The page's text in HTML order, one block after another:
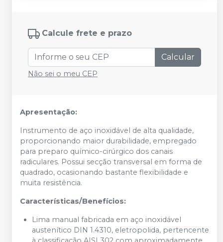
Calcule frete e prazo
Calcular
Não sei o meu CEP
Apresentação:
Instrumento de aço inoxidável de alta qualidade,
proporcionando maior durabilidade, empregado
para preparo químico-cirúrgico dos canais
radiculares. Possui secção transversal em forma de
quadrado, ocasionando bastante flexibilidade e
muita resistência.
Características/Benefícios:
Lima manual fabricada em aço inoxidável
austenítico DIN 1.4310, eletropolida, pertencente